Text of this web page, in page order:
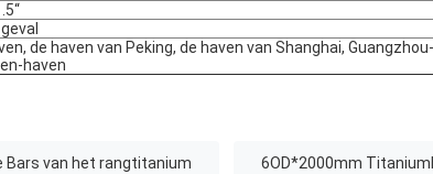
de haven van Peking, de haven van Shanghai,
haven
Bars van het rangtitanium 6OD*2000mm